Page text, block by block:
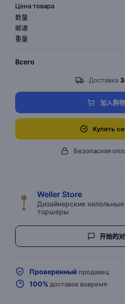
Цена товара
数量
邮递
重量
Всего
Доставка
加入购
Купить
Безопасная
Weller Store
Дизайнерские
торшеры
开始的
Проверенный продавец
100% доставок вовремя